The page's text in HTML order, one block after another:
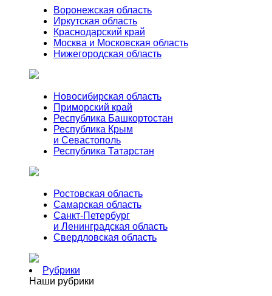
Воронежская область
Иркутская область
Краснодарский край
Москва и Московская область
Нижегородская область
Новосибирская область
Приморский край
Республика Башкортостан
Республика Крым
и Севастополь
Республика Татарстан
Ростовская область
Самарская область
Санкт-Петербург
и Ленинградская область
Свердловская область
Рубрики
Наши рубрики